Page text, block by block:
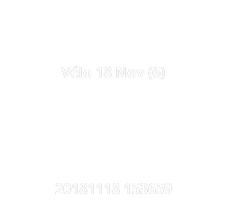
Vélo 18 Nov (6)
20181118 153659